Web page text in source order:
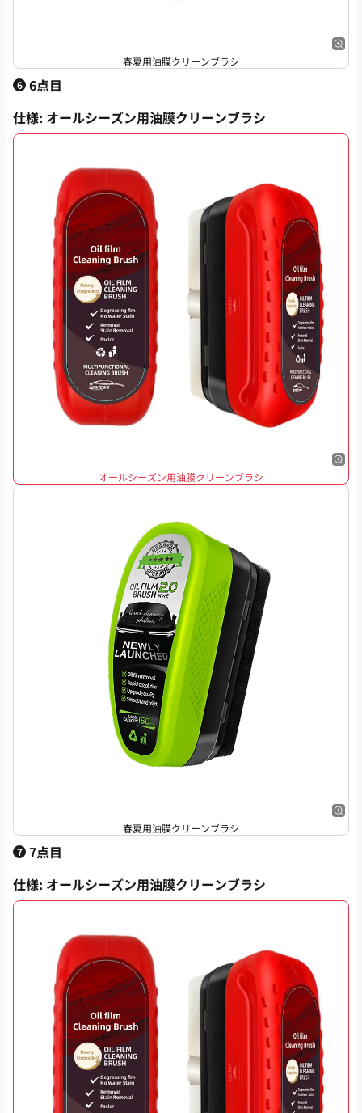
春夏用油膜クリーンブラシ
6 6点目
仕様: オールシーズン用油膜クリーンブラシ
オールシーズン用油膜クリーンブラシ
春夏用油膜クリーンブラシ
7 7点目
仕様: オールシーズン用油膜クリーンブラシ